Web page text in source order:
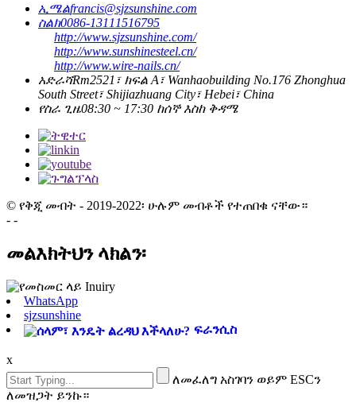
ኢሜልfrancis@sjzsunshine.com
ስልክ0086-13111516795
http://www.sjzsunshine.com/
http://www.sunshinesteel.cn/
http://www.wire-nails.cn/
አድራሻRm2521፣ ክፍል A፣ Wanhaobuilding No.176 Zhonghua
South Street፣ Shijiazhuang City፣ Hebei፣ China
የስራ ጊዜ08:30 ~ 17:30 ከሰኞ እስከ ቅዳሜ
© የቅጂ መብት - 2019-2022፡ ሁሉም መብቶች የተጠበቁ ናቸው።
- -
መልእክትህን ላክልን፡
WhatsApp
sjzsunshine
ፍራንሲስ
x
ለመፈለግ አስገባን ወይም ESCን
ለመዝጋት ይንኩ።